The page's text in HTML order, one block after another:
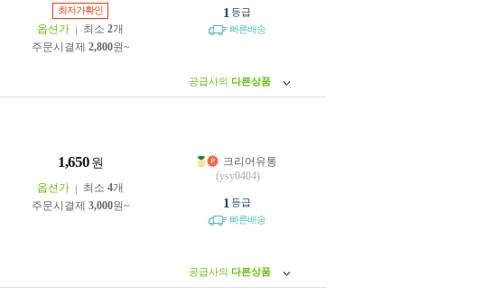
최저가확인
옵션가 최소 2개
주문시결제 2,800원~
1 등급
빠른배송
공급사의 다른상품
1,650 원
옵션가 최소 4개
주문시결제 3,000원~
크리어유통
(ysy0404)
1 등급
빠른배송
공급사의 다른상품